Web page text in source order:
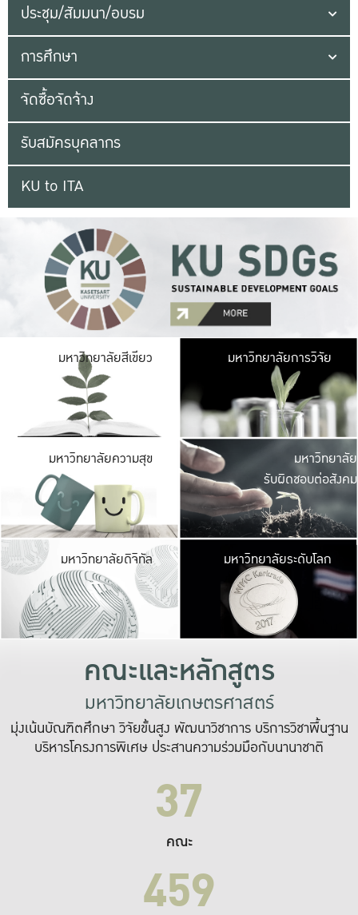
ประชุม/สัมมนา/อบรม
การศึกษา
จัดซื้อจัดจ้าง
รับสมัครบุคลากร
KU to ITA
มหาวิทยาลัยสีเขียว มหาวิ
มีพื้นที่เขียวสดใส
เป็นป่าในเมือง เกษต
มหาวิทยาลัยการวิจัย
มหาวิทยาลัยความสุข มหาวิ
ค
เปิดประ
และพบเรื่องราวใ
มหาวิทยาลัย
รับผิดชอบต่อสังคม
มหาวิทยาลัยดิจิทัล มหาวิ
เปลี่ยนแปลง แล
เพื่อทำง
ระบบสารสนเทศ
มหาวิทยาลัยระดับโลก
คณะและหลักสูตร
มหาวิทยาลัยเกษตรศาสตร์
มุ่งเน้นบัณฑิตศึกษา วิจัยขั้นสูง พัฒนาวิชาการ บริการวิชาพื้นฐาน
บริหารโครงการพิเศษ ประสานความร่วมมือกับนานาชาติ
37
คณะ
459